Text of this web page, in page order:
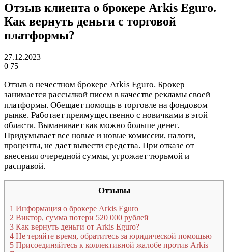
Отзыв клиента о брокере Arkis Eguro.
Как вернуть деньги с торговой
платформы?
27.12.2023
0 75
Отзыв о нечестном брокере Arkis Eguro. Брокер
занимается рассылкой писем в качестве рекламы своей
платформы. Обещает помощь в торговле на фондовом
рынке. Работает преимущественно с новичками в этой
области. Выманивает как можно больше денег.
Придумывает все новые и новые комиссии, налоги,
проценты, не дает вывести средства. При отказе от
внесения очередной суммы, угрожает тюрьмой и
расправой.
Отзывы
1 Информация о брокере Arkis Eguro
2 Виктор, сумма потери 520 000 рублей
3 Как вернуть деньги от Arkis Eguro?
4 Не теряйте время, обратитесь за юридической помощью
5 Присоединяйтесь к коллективной жалобе против Arkis